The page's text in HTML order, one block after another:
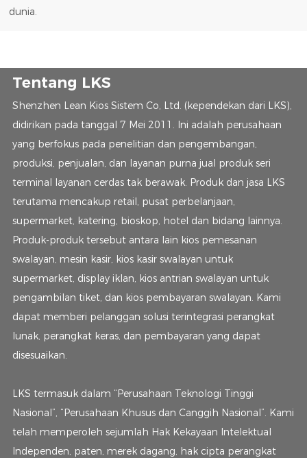
dunia.
Tentang LKS
Shenzhen Lean Kios Sistem Co, Ltd. (kependekan dari LKS),
didirikan pada tanggal 7 Mei 2011. Ini adalah perusahaan
yang berfokus pada penelitian dan pengembangan,
produksi, penjualan, dan layanan purna jual produk seri
terminal layanan cerdas tak berawak. Produk dan jasa LKS
terutama mencakup retail, pusat perbelanjaan,
supermarket, katering, bioskop, hotel dan bidang lainnya.
Produk-produk tersebut antara lain kios pemesanan
swalayan, mesin kasir, kios kasir swalayan untuk
supermarket, display iklan, kios antrian swalayan untuk
pengambilan tiket, dan kios pembayaran swalayan. Kami
dapat memberi pelanggan solusi terintegrasi perangkat
lunak, perangkat keras, dan pembayaran yang dapat
disesuaikan.
LKS termasuk dalam “Perusahaan Teknologi Tinggi
Nasional”, “Perusahaan Khusus dan Canggih Nasional”. Kami
telah memperoleh sejumlah Hak Kekayaan Intelektual
Independen, paten, merek dagang, hak cipta perangkat